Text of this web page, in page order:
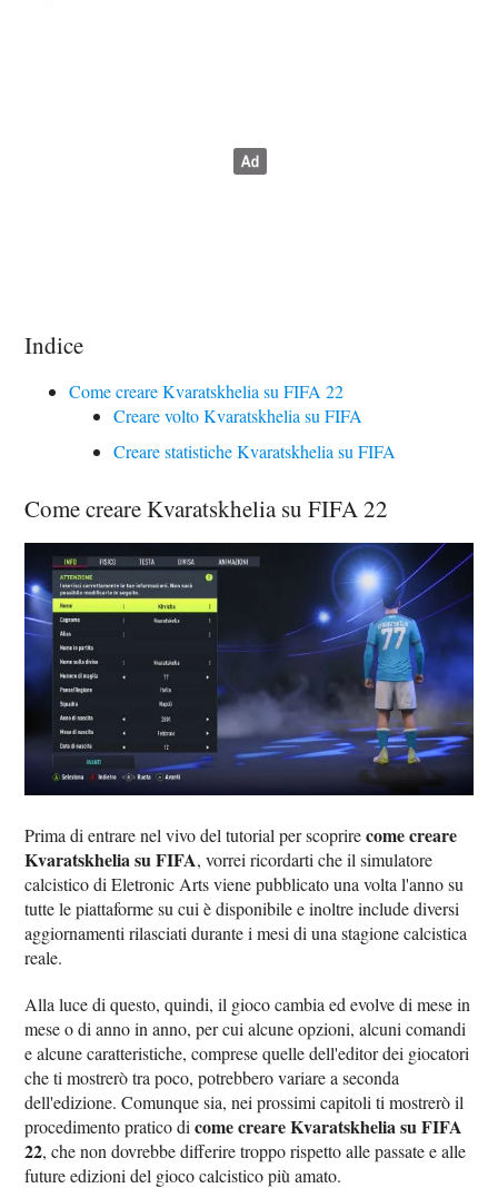
Indice
Come creare Kvaratskhelia su FIFA 22
Creare volto Kvaratskhelia su FIFA
Creare statistiche Kvaratskhelia su FIFA
Come creare Kvaratskhelia su FIFA 22
Prima di entrare nel vivo del tutorial per scoprirecome creare
Kvaratskhelia su FIFA, vorrei ricordarti che il simulatore
calcistico di Eletronic Arts viene pubblicato una volta l'anno su
tutte le piattaforme su cui è disponibile e inoltre include diversi
aggiornamenti rilasciati durante i mesi di una stagione calcistica
reale.
Alla luce di questo, quindi, il gioco cambia ed evolve di mese in
mese o di anno in anno, per cui alcune opzioni, alcuni comandi
e alcune caratteristiche, comprese quelle dell'editor dei giocatori
che ti mostrerò tra poco, potrebbero variare a seconda
dell'edizione. Comunque sia, nei prossimi capitoli ti mostrerò il
procedimento pratico dicome creare Kvaratskhelia su FIFA
22, che non dovrebbe differire troppo rispetto alle passate e alle
future edizioni del gioco calcistico più amato.